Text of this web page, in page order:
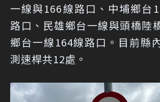
一線與166線路口、中埔鄉台
路口、民雄鄉台一線與頭橋陸
鄉台一線164線路口。目前縣
測速桿共12處。